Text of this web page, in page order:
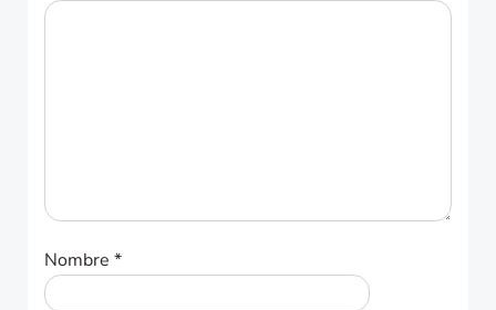
Nombre *